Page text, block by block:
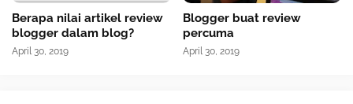
Berapa nilai artikel review
blogger dalam blog?
April 30, 2019
Blogger buat review
percuma
April 30, 2019